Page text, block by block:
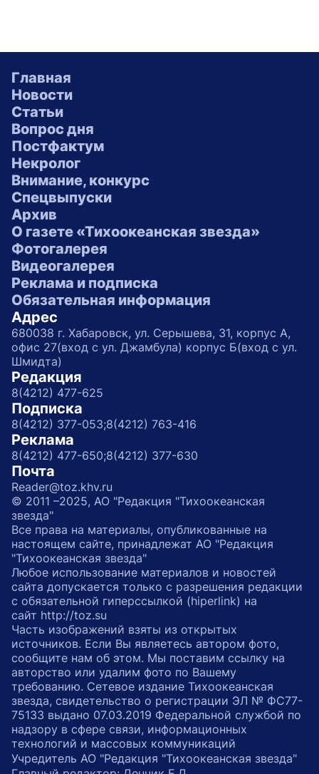
Главная
Новости
Статьи
Вопрос дня
Постфактум
Некролог
Внимание, конкурс
Спецвыпуски
Архив
О газете «Тихоокеанская звезда»
Фотогалерея
Видеогалерея
Реклама и подписка
Обязательная информация
Адрес
680038 г. Хабаровск, ул. Серышева, 31, корпус А,
офис 27(вход с ул. Джамбула) корпус Б(вход с ул.
Шмидта)
Редакция
8(4212) 477-625
Подписка
8(4212) 377-053;8(4212) 763-416
Реклама
8(4212) 477-650;8(4212) 377-630
Почта
Reader@toz.khv.ru
© 2011 –2025, АО "Редакция "Тихоокеанская
звезда"
Все права на материалы, опубликованные на
настоящем сайте, принадлежат АО "Редакция
"Тихоокеанская звезда"
Любое использование материалов и новостей
сайта допускается только с разрешения редакции
с обязательной гиперссылкой (hiperlink) на
сайт http://toz.su
Часть изображений взяты из открытых
источников. Если Вы являетесь автором фото,
сообщите нам об этом. Мы поставим ссылку на
авторство или удалим фото по Вашему
требованию. Сетевое издание Тихоокеанская
звезда, свидетельство о регистрации ЭЛ № ФС77-
75133 выдано 07.03.2019 Федеральной службой по
надзору в сфере связи, информационных
технологий и массовых коммуникаций
Учредитель АО "Редакция "Тихоокеанская звезда"